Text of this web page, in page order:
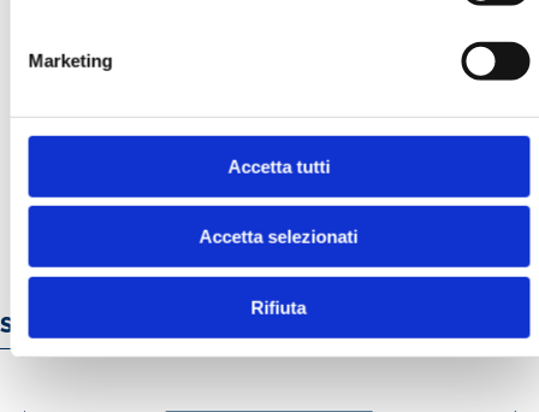
Marketing
Accetta tutti
Accetta selezionati
Rifiuta
Servizi e prodotti online